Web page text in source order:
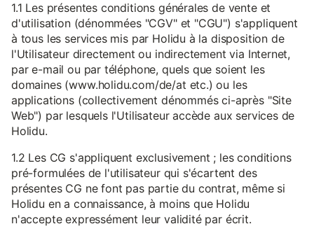
1.1 Les présentes conditions générales de vente et
d'utilisation (dénommées "CGV" et "CGU") s'appliquent
à tous les services mis par Holidu à la disposition de
l'Utilisateur directement ou indirectement via Internet,
par e-mail ou par téléphone, quels que soient les
domaines (www.holidu.com/de/at etc.) ou les
applications (collectivement dénommés ci-après "Site
Web") par lesquels l'Utilisateur accède aux services de
Holidu.
1.2 Les CG s'appliquent exclusivement ; les conditions
pré-formulées de l'utilisateur qui s'écartent des
présentes CG ne font pas partie du contrat, même si
Holidu en a connaissance, à moins que Holidu
n'accepte expressément leur validité par écrit.